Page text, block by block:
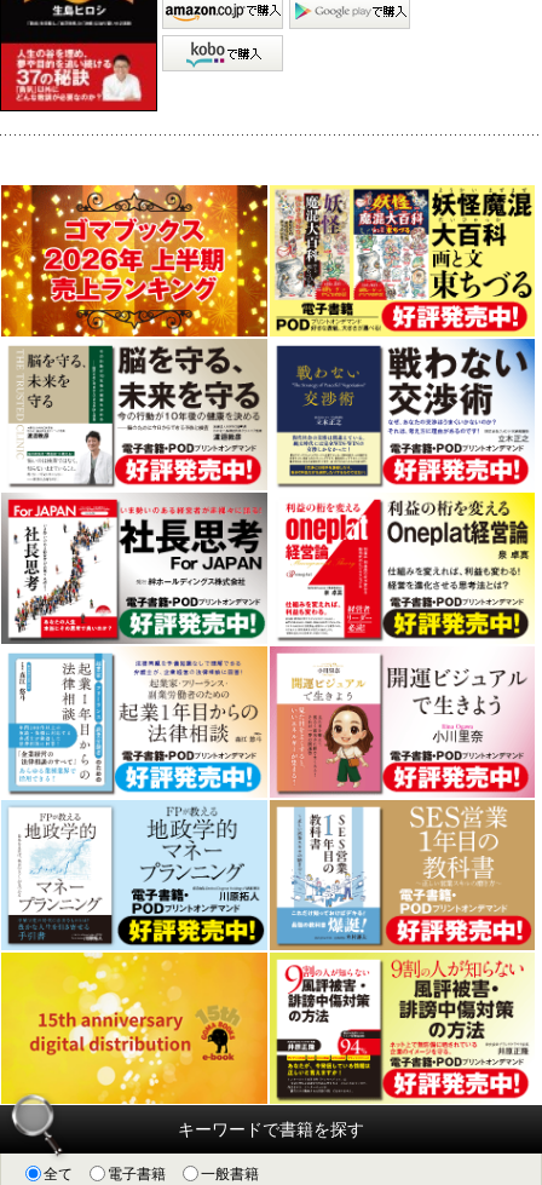
キーワードで書籍を探す
全て 電子書籍 一般書籍